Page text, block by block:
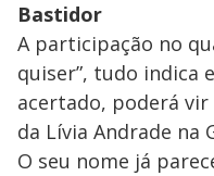
Bastidor
A participação no
quiser”, tudo indica
acertado, poderá
da Lívia Andrade na
O seu nome já